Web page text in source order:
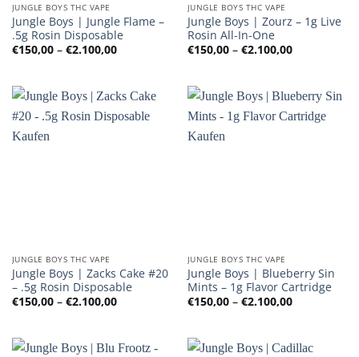
JUNGLE BOYS THC VAPE
Jungle Boys | Jungle Flame –
.5g Rosin Disposable
€150,00 – €2.100,00Preisspanne:
JUNGLE BOYS THC VAPE
Jungle Boys | Zourz – 1g Live
Rosin All-In-One
€150,00 – €2.100,00
JUNGLE BOYS THC VAPE
Jungle Boys | Zacks Cake #20
– .5g Rosin Disposable
€150,00 – €2.100,00Preisspanne:
€150,00
JUNGLE BOYS THC VAPE
Jungle Boys | Blueberry Sin
Mints – 1g Flavor Cartridge
€150,00 – €2.100,00
€150,00